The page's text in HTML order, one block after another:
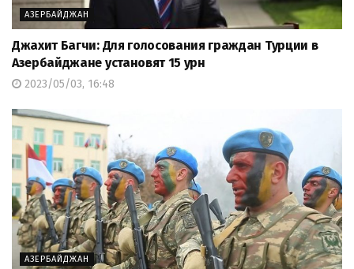
АЗЕРБАЙДЖАН
Джахит Багчи: Для голосования граждан Турции в
Азербайджане установят 15 урн
2023/05/03, 16:48
АЗЕРБАЙДЖАН